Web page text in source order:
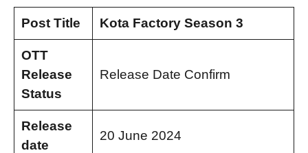
Post Title Kota Factory Season 3
OTT
Release
Status
Release Date Confirm
Release
date
20 June 2024